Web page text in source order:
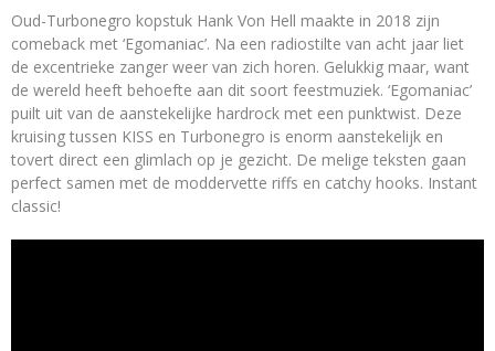
Oud-Turbonegro kopstuk Hank Von Hell maakte in 2018 zijn
comeback met ‘Egomaniac’. Na een radiostilte van acht jaar liet
de excentrieke zanger weer van zich horen. Gelukkig maar, want
de wereld heeft behoefte aan dit soort feestmuziek. ‘Egomaniac’
puilt uit van de aanstekelijke hardrock met een punktwist. Deze
kruising tussen KISS en Turbonegro is enorm aanstekelijk en
tovert direct een glimlach op je gezicht. De melige teksten gaan
perfect samen met de moddervette riffs en catchy hooks. Instant
classic!